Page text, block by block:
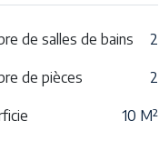
de salles de bains 2
de pièces 2
10 M²